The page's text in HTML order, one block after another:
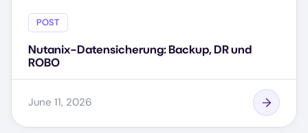
POST
Nutanix-Datensicherung: Backup, DR und
ROBO
June 11, 2026